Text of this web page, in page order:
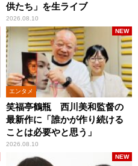
供たち」を生ライブ
2026.08.10
エンタメ
笑福亭鶴瓶 西川美和監督の
最新作に「誰かが作り続ける
ことは必要やと思う」
2026.08.10
NEW
NEW